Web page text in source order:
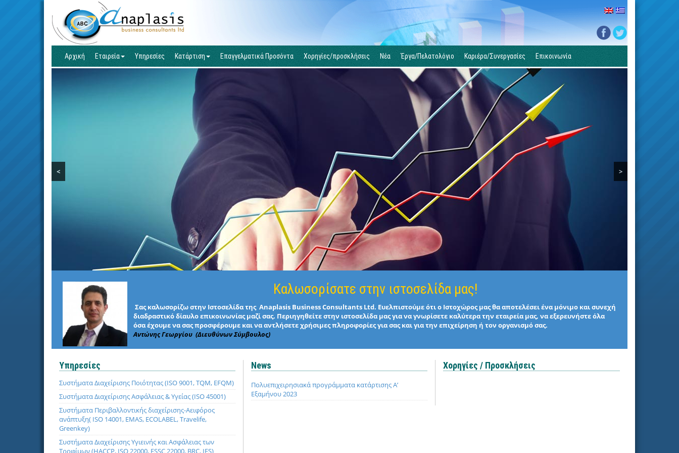
Αρχική Εταιρεία Υπηρεσίες Κατάρτιση Επαγγελματικά Προσόντα Χορηγίες/προσκλήσεις Νέα Έργα/Πελατολόγιο Καριέρα/Συνεργασίες Επικοινωνία
< >
Καλωσορίσατε στην ιστοσελίδα μας!
Σας καλωσορίζω στην Ιστοσελίδα της Anaplasis Business Consultants Ltd. Ευελπιστούμε ότι ο Ιστοχώρος μας θα αποτελέσει ένα μόνιμο και συνεχή
διαδραστικό δίαυλο επικοινωνίας μαζί σας. Περιηγηθείτε στην ιστοσελίδα μας για να γνωρίσετε καλύτερα την εταιρεία μας, να εξερευνήστε όλα
όσα έχουμε να σας προσφέρουμε και να αντλήσετε χρήσιμες πληροφορίες για σας και για την επιχείρηση ή τον οργανισμό σας.
Αντώνης Γεωργίου (Διευθύνων Σύμβουλος)
Υπηρεσίες
Συστήματα Διαχείρισης Ποιότητας (ISO 9001, TQM, EFQM)
Συστήματα Διαχείρισης Ασφάλειας & Υγείας (ISO 45001)
Συστήματα Περιβαλλοντικής διαχείρισης-Αειφόρος
ανάπτυξη( ISO 14001, EMAS, ECOLABEL, Travelife,
Greenkey)
Συστήματα Διαχείρισης Υγιεινής και Ασφάλειας των
Τροφίμων (HACCP, ISO 22000, FSSC 22000, BRC, IFS)
News
Πολυεπιχειρησιακά προγράμματα κατάρτισης Α’
Εξαμήνου 2023
Χορηγίες / Προσκλήσεις